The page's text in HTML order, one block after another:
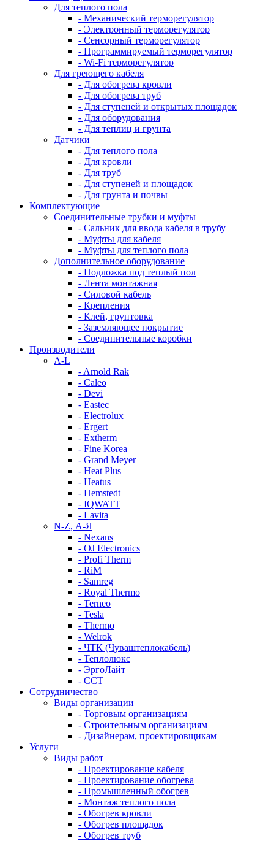
Для теплого пола
- Механический терморегулятор
- Электронный терморегулятор
- Сенсорный терморегулятор
- Программируемый терморегулятор
- Wi-Fi терморегулятор
Для греющего кабеля
- Для обогрева кровли
- Для обогрева труб
- Для ступеней и открытых площадок
- Для оборудования
- Для теплиц и грунта
Датчики
- Для теплого пола
- Для кровли
- Для труб
- Для ступеней и площадок
- Для грунта и почвы
Комплектующие
Соединительные трубки и муфты
- Сальник для ввода кабеля в трубу
- Муфты для кабеля
- Муфты для теплого пола
Дополнительное оборудование
- Подложка под теплый пол
- Лента монтажная
- Силовой кабель
- Крепления
- Клей, грунтовка
- Заземляющее покрытие
- Соединительные коробки
Производители
A-L
- Arnold Rak
- Caleo
- Devi
- Eastec
- Electrolux
- Ergert
- Extherm
- Fine Korea
- Grand Meyer
- Heat Plus
- Heatus
- Hemstedt
- IQWATT
- Lavita
N-Z, А-Я
- Nexans
- OJ Electronics
- Profi Therm
- RiM
- Samreg
- Royal Thermo
- Terneo
- Tesla
- Thermo
- Welrok
- ЧТК (Чуваштеплокабель)
- Теплолюкс
- ЭргоЛайт
- ССТ
Сотрудничество
Виды организации
- Торговым организациям
- Строительным организациям
- Дизайнерам, проектировщикам
Услуги
Виды работ
- Проектирование кабеля
- Проектирование обогрева
- Промышленный обогрев
- Монтаж теплого пола
- Обогрев кровли
- Обогрев площадок
- Обогрев труб